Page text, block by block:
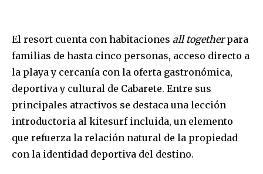
El resort cuenta con habitaciones all togetherpara
familias de hasta cinco personas, acceso directo a
la playa y cercanía con la oferta gastronómica,
deportiva y cultural de Cabarete. Entre sus
principales atractivos se destaca una lección
introductoria al kitesurf incluida, un elemento
que refuerza la relación natural de la propiedad
con la identidad deportiva del destino.